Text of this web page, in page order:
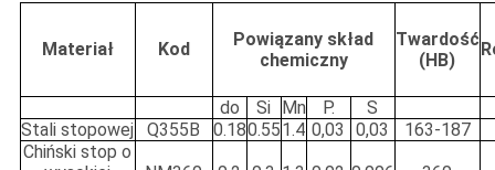
Materiał Kod
Powiązany skład
chemiczny
Twardość
(HB)
do Si Mn P.
S
Stali stopowej
Q355B 0.180.551.4 0,03 0,03
163-187
Chiński stop o